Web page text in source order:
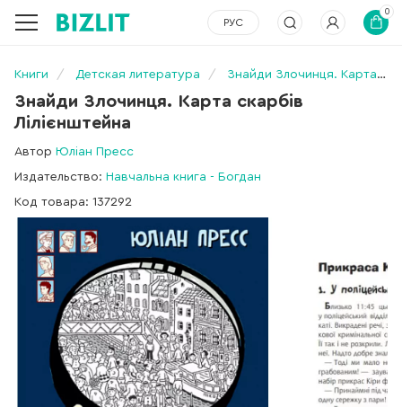
РУС
0
Книги Детская литература Знайди Злочинця. Карта скарбів Лілієнштейна
Знайди Злочинця. Карта скарбів
Лілієнштейна
Автор Юліан Пресс
Издательство: Навчальна книга - Богдан
Код товара: 137292